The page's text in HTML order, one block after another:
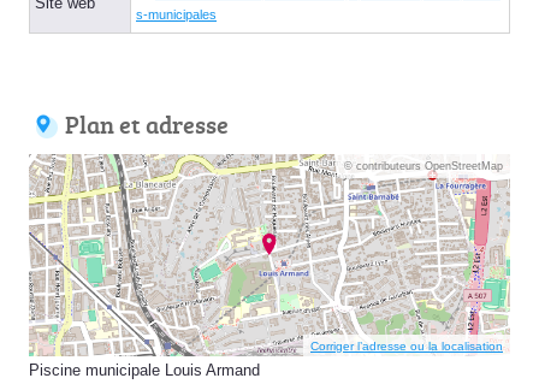
s-municipales
Plan et adresse
© contributeurs OpenStreetMap
Corriger l’adresse ou la localisation
Piscine municipale Louis Armand